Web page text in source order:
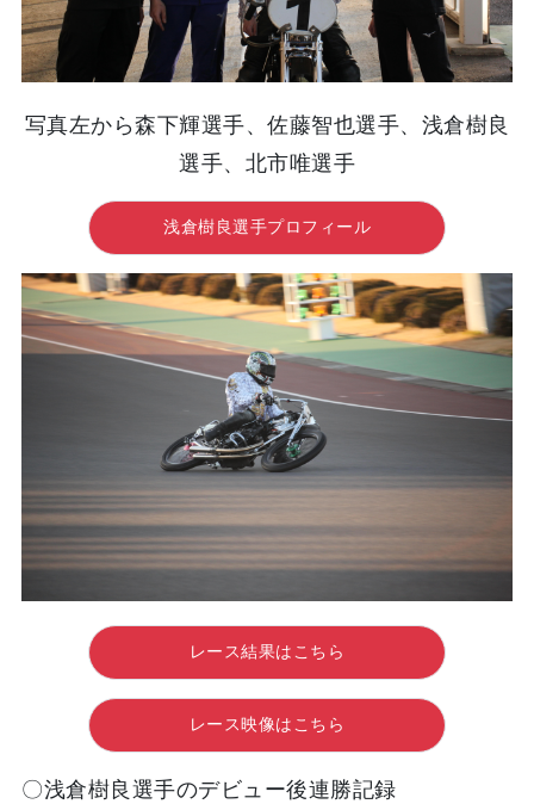
写真左から森下輝選手、佐藤智也選手、浅倉樹良
選手、北市唯選手
浅倉樹良選手プロフィール
レース結果はこちら
レース映像はこちら
〇浅倉樹良選手のデビュー後連勝記録